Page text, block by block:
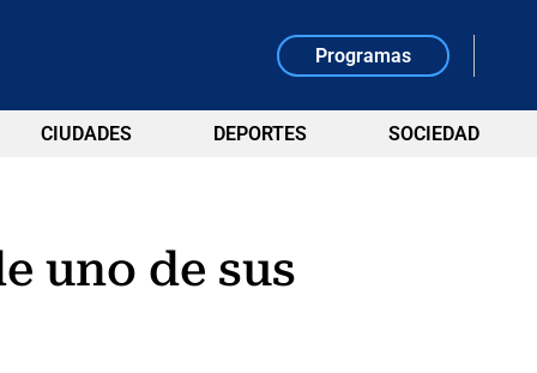
Programas
CIUDADES DEPORTES SOCIEDAD
uno de sus